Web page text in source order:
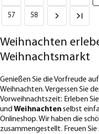
57 58
Weihnachten
Weihnachtsmarkt
Genießen Sie die Vorfreude
Weihnachten. Vergessen Sie
Vorweihnachtszeit: Erleben
undWeihnachtenselbst
Onlineshop. Wir haben die
zusammengestellt. Freuen